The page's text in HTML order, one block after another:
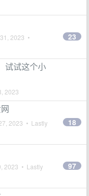
2023 •
23
试试这个小
2023
2023 • Lastly
18
2023 • Lastly
97